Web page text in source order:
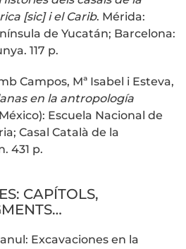
[sic] i el Carib. Mérida:
de Yucatán; Barcelona:
117 p.
Campos, Mª Isabel i Esteva,
en la antropología
Escuela Nacional de
Casal Català de la
431 p.
CAPÍTOLS,
Excavaciones en la